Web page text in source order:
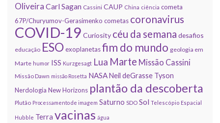
Oliveira Carl Sagan Cassini CAUP China ciência cometa
67P/Churyumov-Gerasimenko cometas coronavirus
COVID-19 Curiosity céu da semana desafios
educação ESOexoplanetasfim do mundo geologia em
Marte humor ISS Kurzgesagt Lua Marte Missão Cassini
Missão Dawn missão Rosetta NASANeil deGrasse Tyson
Nerdologia New Horizons plantão da descoberta
Plutão Processamento de imagem Saturno SDO Sol Telescópio Espacial
Hubble Terra vacinas água